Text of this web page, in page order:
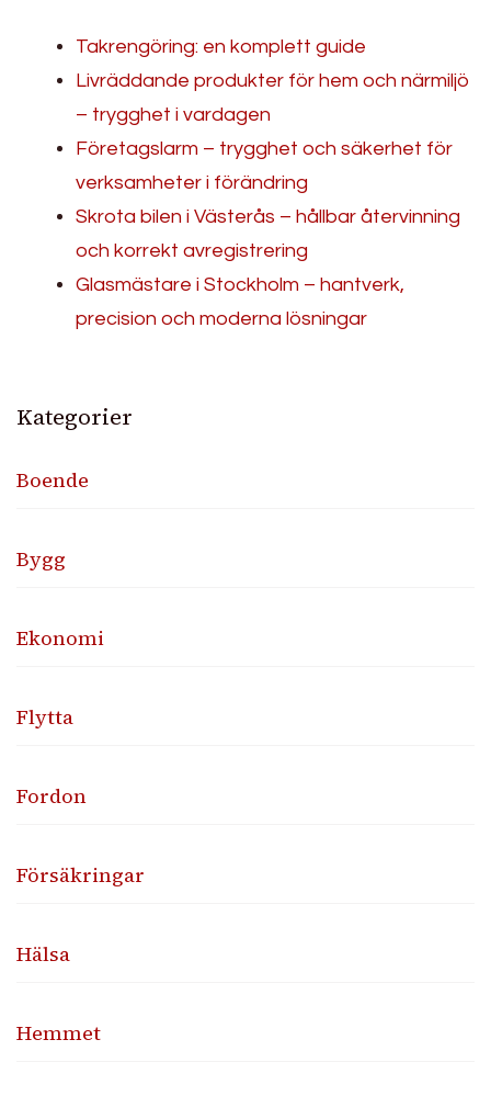
Takrengöring: en komplett guide
Livräddande produkter för hem och närmiljö
– trygghet i vardagen
Företagslarm – trygghet och säkerhet för
verksamheter i förändring
Skrota bilen i Västerås – hållbar återvinning
och korrekt avregistrering
Glasmästare i Stockholm – hantverk,
precision och moderna lösningar
Kategorier
Boende
Bygg
Ekonomi
Flytta
Fordon
Försäkringar
Hälsa
Hemmet